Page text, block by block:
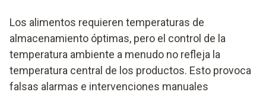
Los alimentos requieren temperaturas de
almacenamiento óptimas, pero el control de la
temperatura ambiente a menudo no refleja la
temperatura central de los productos. Esto provoca
falsas alarmas e intervenciones manuales